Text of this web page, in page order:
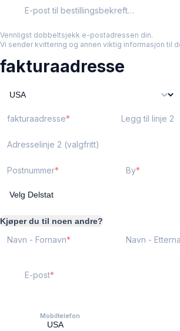
E-post til bestillingsbekreftelse
Vennligst dobbeltsjekk e-postadressen din.
Vi sender kvittering og annen viktig informasjon til
fakturaadresse
fakturaadresse Legg til linje 2
Adresselinje 2 (valgfritt)
Postnummer By
Kjøper du til noen andre?
Navn - Fornavn Navn -
E-post
Mobiltelefon